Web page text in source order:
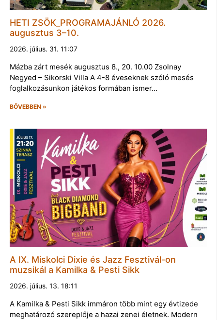
HETI ZSÖK_PROGRAMAJÁNLÓ 2026.
augusztus 3–10.
2026. július. 31. 11:07
Mázba zárt mesék augusztus 8., 20. 10.00 Zsolnay
Negyed – Sikorski Villa A 4-8 éveseknek szóló mesés
foglalkozásunkon játékos formában ismer…
BŐVEBBEN »
A IX. Miskolci Dixie és Jazz Fesztivál-on
muzsikál a Kamilka & Pesti Sikk
2026. július. 13. 18:11
A Kamilka & Pesti Sikk immáron több mint egy évtizede
meghatározó szereplője a hazai zenei életnek. Modern